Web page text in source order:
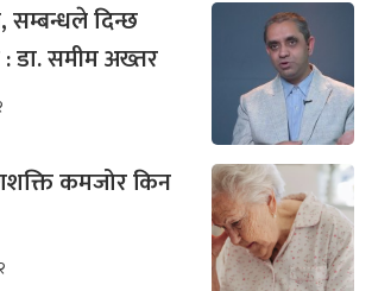
दिन्छ
: डा. समीम अख्तर
कमजोर किन